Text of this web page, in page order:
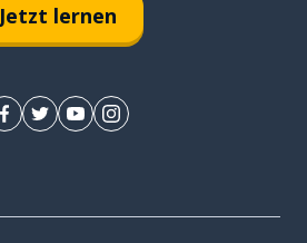
Jetzt lernen